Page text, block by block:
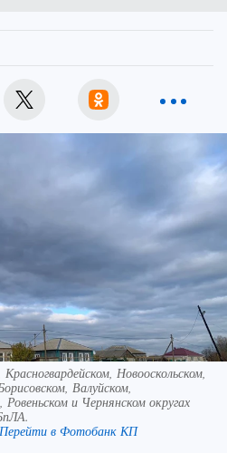
Новооскольском,
Валуйском,
Ровеньском и Чернянском округах
Перейти в Фотобанк КП